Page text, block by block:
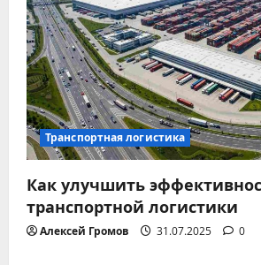
я
м
Транспортная логистика
Как улучшить
транспортной логистики
Алексей Громов 31.07.2025 0